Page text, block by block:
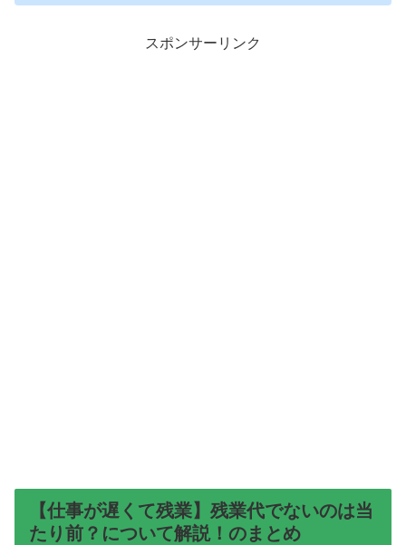
スポンサーリンク
【仕事が遅くて残業】残業代でないのは当
たり前？について解説！のまとめ